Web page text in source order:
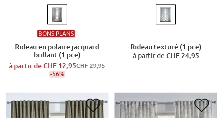
BONS PLANS
Rideau en polaire jacquard
brillant (1 pce)
à partir deCHF 12,95CHF 29,95
-56%
Rideau texturé (1 pce)
à partir de CHF 24,95